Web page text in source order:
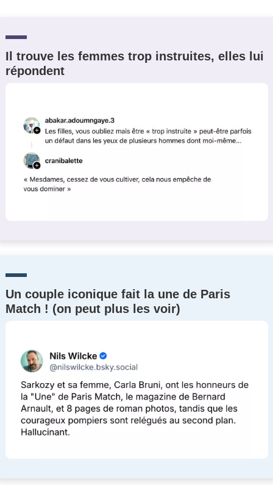
Il trouve les femmes trop instruites, elles lui
répondent
Un couple iconique fait la une de Paris
Match ! (on peut plus les voir)